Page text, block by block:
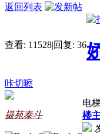
返回列表
查看: 11528|回复: 36
咔切嚓
摄苑泰斗
电
楼